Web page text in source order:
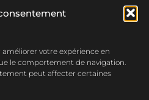
votre expérience en
le comportement de navigation.
peut affecter certaines